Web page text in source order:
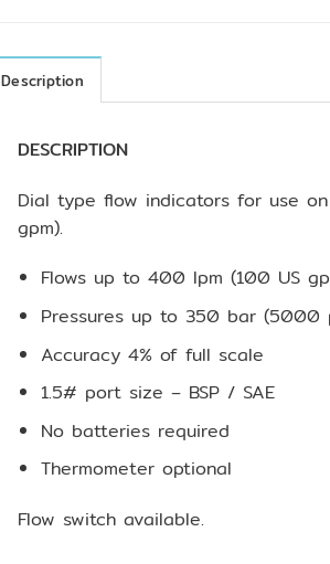
Description
DESCRIPTION
Dial type flow indicators for use
gpm).
Flows up to 400 lpm (100 US
Pressures up to 350 bar (5000
Accuracy 4% of full scale
1.5# port size – BSP / SAE
No batteries required
Thermometer optional
Flow switch available.